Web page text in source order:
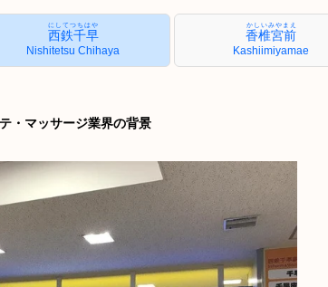
西鉄千早
にしてつちはや
Nishitetsu Chihaya
香椎宮前
かしいみやまえ
Kashiimiyamae
・マッサージ業界の背景